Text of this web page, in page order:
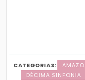
CATEGORIAS:
DÉCIMA SINFONIA